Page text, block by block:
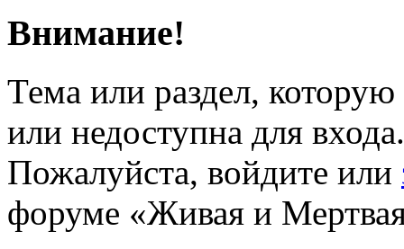
Внимание!
Тема или раздел,
или недоступна для входа.
Пожалуйста, войдите или
форуме «Живая и